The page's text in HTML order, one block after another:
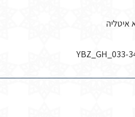
איטליה
YBZ_GH_033-